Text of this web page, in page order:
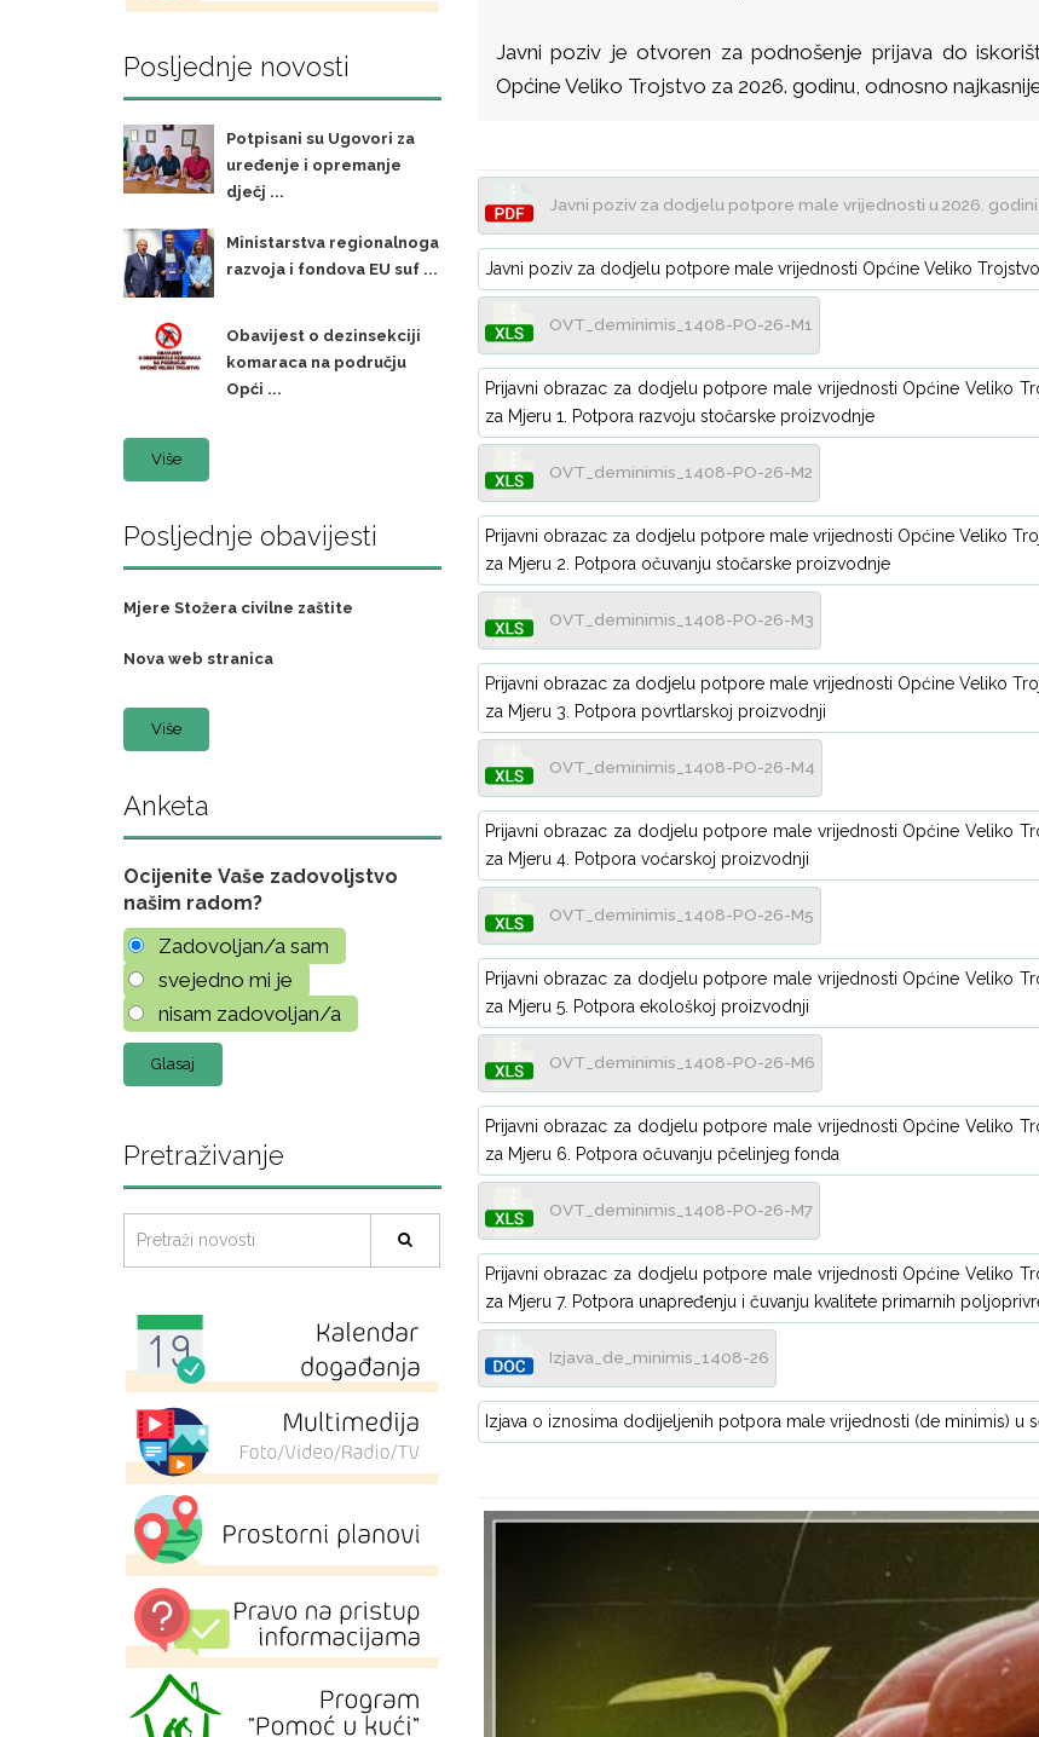
Javni poziv je otvoren za podnošenje prijava do
Općine Veliko Trojstvo za 2026. godinu, odnosno
Javni poziv za dodjelu potpore male vrijednosti u 2026.
Javni poziv za dodjelu potpore male vrijednosti Općine Veliko
OVT_deminimis_1408-PO-26-M1
Prijavni obrazac za dodjelu potpore male vrijednosti Općine Veliko
za Mjeru 1. Potpora razvoju stočarske proizvodnje
OVT_deminimis_1408-PO-26-M2
Prijavni obrazac za dodjelu potpore male vrijednosti Općine Veliko
za Mjeru 2. Potpora očuvanju stočarske proizvodnje
OVT_deminimis_1408-PO-26-M3
Prijavni obrazac za dodjelu potpore male vrijednosti Općine Veliko
za Mjeru 3. Potpora povrtlarskoj proizvodnji
OVT_deminimis_1408-PO-26-M4
Prijavni obrazac za dodjelu potpore male vrijednosti Općine Veliko
za Mjeru 4. Potpora voćarskoj proizvodnji
OVT_deminimis_1408-PO-26-M5
Prijavni obrazac za dodjelu potpore male vrijednosti Općine Veliko
za Mjeru 5. Potpora ekološkoj proizvodnji
OVT_deminimis_1408-PO-26-M6
Prijavni obrazac za dodjelu potpore male vrijednosti Općine Veliko
za Mjeru 6. Potpora očuvanju pčelinjeg fonda
OVT_deminimis_1408-PO-26-M7
Prijavni obrazac za dodjelu potpore male vrijednosti Općine Veliko
za Mjeru 7. Potpora unapređenju i čuvanju kvalitete primarnih
Izjava_de_minimis_1408-26
Izjava o iznosima dodijeljenih potpora male vrijednosti (de minimis)
Posljednje novosti
Potpisani su Ugovori za
uređenje i opremanje
dječj ...
Ministarstva regionalnoga
razvoja i fondova EU suf ...
Obavijest o dezinsekciji
komaraca na području
Opći ...
Više
Posljednje obavijesti
Mjere Stožera civilne zaštite
Nova web stranica
Više
Anketa
Ocijenite Vaše zadovoljstvo
našim radom?
Zadovoljan/a sam
svejedno mi je
nisam zadovoljan/a
Pretraživanje